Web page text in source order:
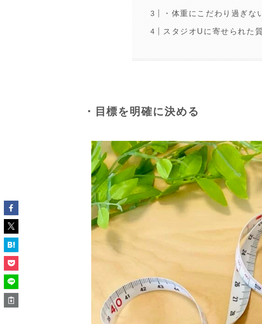
・体重にこだわり過ぎな
スタジオUに寄せられた
・目標を明確に決める